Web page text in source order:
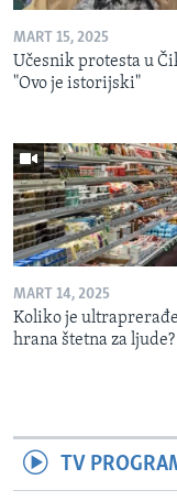
MART 15, 2025
Učesnik protesta u
"Ovo je istorijski"
MART 14, 2025
Koliko je
hrana štetna za ljude?
TV